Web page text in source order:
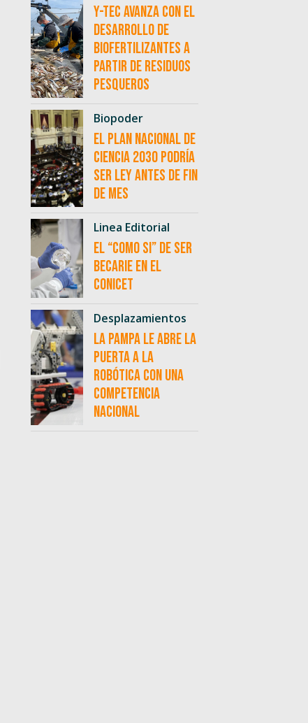
Y-TEC avanza con el
desarrollo de
biofertilizantes a
partir de residuos
pesqueros
Biopoder
El Plan Nacional de
Ciencia 2030 podría
ser ley antes de fin
de mes
Linea Editorial
El “como si” de ser
becarie en el
CONICET
Desplazamientos
La Pampa le abre la
puerta a la
robótica con una
competencia
nacional